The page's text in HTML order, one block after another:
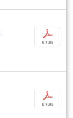
p
€ 7,95
p
€ 7,95